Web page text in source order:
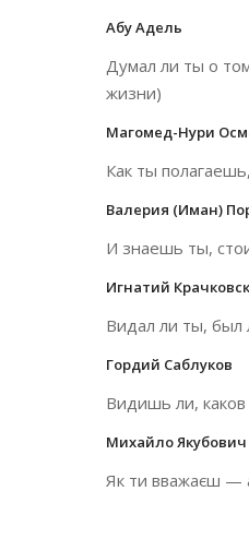
Абу Адель
Думал ли ты о
жизни)
Магомед-Нури
Как ты
Валерия (Иман)
И знаешь ты,
Игнатий
Видал ли ты, был
Гордий Саблуков
Видишь ли,
Михайло Якубович
Як ти вважаєш —